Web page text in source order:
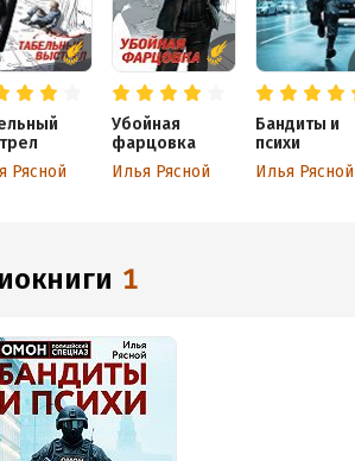
Рясной
Убойная
фарцовка
Илья Рясной
Бандиты и
психи
Илья Рясной
1